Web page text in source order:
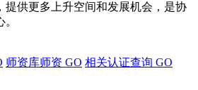
提供更多上升空间和发展机会，是协
师资库师资 GO 相关认证查询 GO